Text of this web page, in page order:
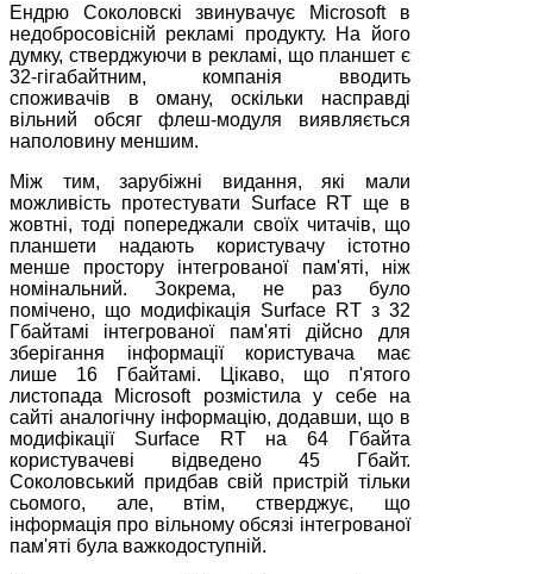
Ендрю Соколовскі звинувачує Microsoft в
недобросовісній рекламі продукту. На його
думку, стверджуючи в рекламі, що планшет є
32-гігабайтним, компанія вводить
споживачів в оману, оскільки насправді
вільний обсяг флеш-модуля виявляється
наполовину меншим.
Між тим, зарубіжні видання, які мали
можливість протестувати Surface RT ще в
жовтні, тоді попереджали своїх читачів, що
планшети надають користувачу істотно
менше простору інтегрованої пам'яті, ніж
номінальний. Зокрема, не раз було
помічено, що модифікація Surface RT з 32
Гбайтамі інтегрованої пам'яті дійсно для
зберігання інформації користувача має
лише 16 Гбайтамі. Цікаво, що п'ятого
листопада Microsoft розмістила у себе на
сайті аналогічну інформацію, додавши, що в
модифікації Surface RT на 64 Гбайта
користувачеві відведено 45 Гбайт.
Соколовський придбав свій пристрій тільки
сьомого, але, втім, стверджує, що
інформація про вільному обсязі інтегрованої
пам'яті була важкодоступній.